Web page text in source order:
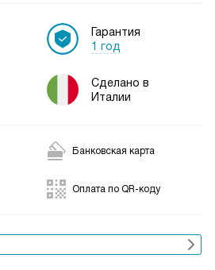
Гарантия
1 год
Сделано в
Италии
Банковская карта
Оплата по QR-коду